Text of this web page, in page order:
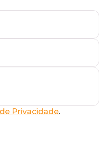
Privacidade.